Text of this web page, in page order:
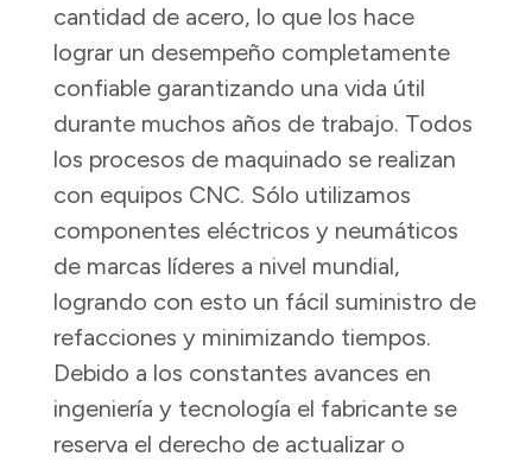
cantidad de acero, lo que los hace
lograr un desempeño completamente
confiable garantizando una vida útil
durante muchos años de trabajo. Todos
los procesos de maquinado se realizan
con equipos CNC. Sólo utilizamos
componentes eléctricos y neumáticos
de marcas líderes a nivel mundial,
logrando con esto un fácil suministro de
refacciones y minimizando tiempos.
Debido a los constantes avances en
ingeniería y tecnología el fabricante se
reserva el derecho de actualizar o